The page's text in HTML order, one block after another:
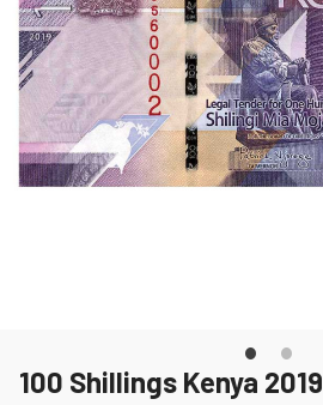
100 Shillings Kenya 2019